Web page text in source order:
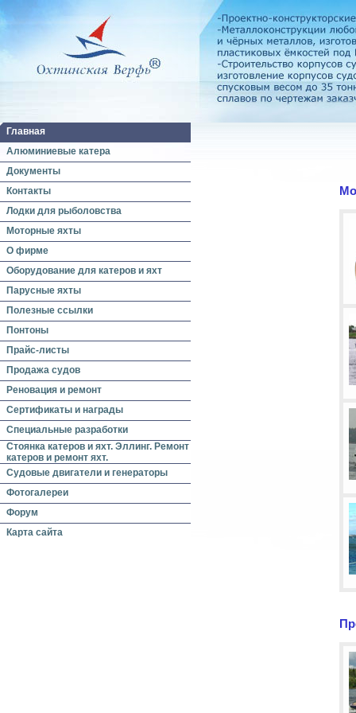
Главная
Алюминиевые катера
Документы
Контакты
Лодки для рыболовства
Моторные яхты
О фирме
Оборудование для катеров и яхт
Парусные яхты
Полезные ссылки
Понтоны
Прайс-листы
Продажа судов
Реновация и ремонт
Сертификаты и награды
Специальные разработки
Стоянка катеров и яхт. Эллинг. Ремонт
катеров и ремонт яхт.
Судовые двигатели и генераторы
Фотогалереи
Форум
Карта сайта